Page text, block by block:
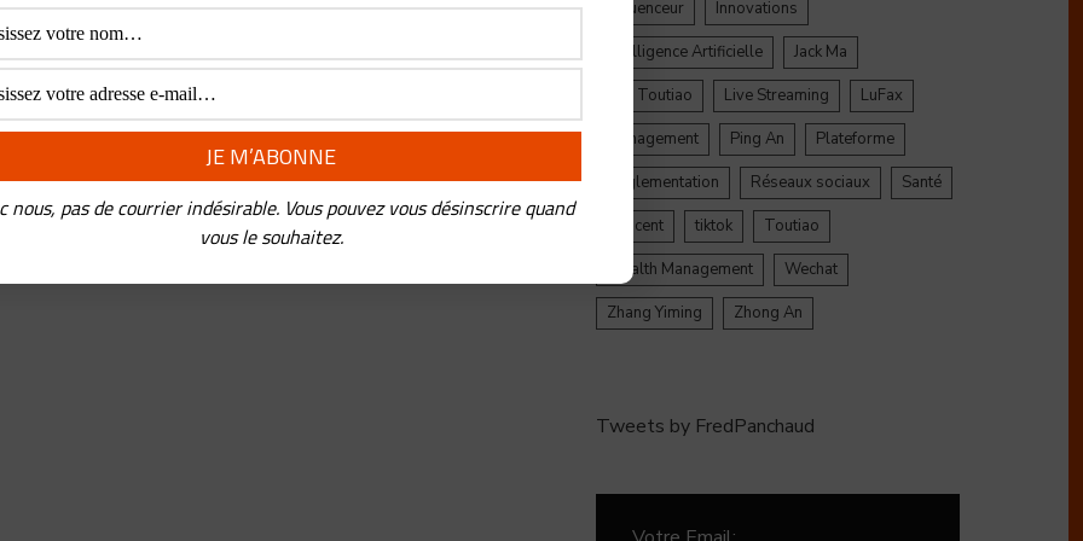
Influenceur
Innovations
Intelligence Artificielle
Jack Ma
Jinri Toutiao
Live Streaming
LuFax
Management
Ping An
Plateforme
Réglementation
Réseaux sociaux
Santé
Tencent
tiktok
Toutiao
Wealth Management
Wechat
Zhang Yiming
Zhong An
Tweets by FredPanchaud
nous, pas de courrier indésirable. Vous pouvez vous désinscrire quand
vous le souhaitez.